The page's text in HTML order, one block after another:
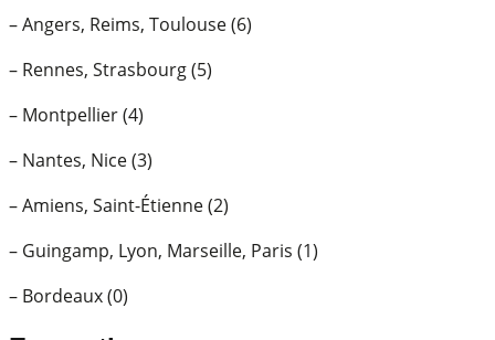
– Angers, Reims, Toulouse (6)
– Rennes, Strasbourg (5)
– Montpellier (4)
– Nantes, Nice (3)
– Amiens, Saint-Étienne (2)
– Guingamp, Lyon, Marseille, Paris (1)
– Bordeaux (0)